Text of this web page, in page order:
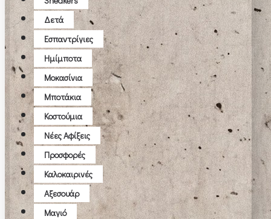
Δετά
Εσπαντρίγιες
Ημίμποτα
Μοκασίνια
Μποτάκια
Κοστούμια
Νέες Αφίξεις
Προσφορές
Καλοκαιρινές
Αξεσουάρ
Μαγιό